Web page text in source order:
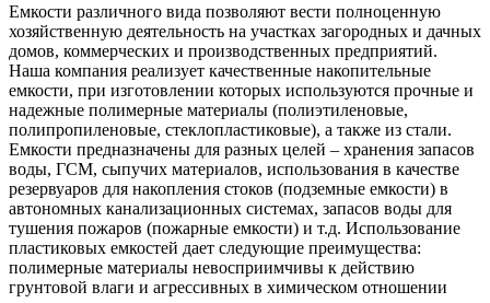
Емкости различного вида позволяют вести полноценную
хозяйственную деятельность на участках загородных и дачных
домов, коммерческих и производственных предприятий.
Наша компания реализует качественные накопительные
емкости, при изготовлении которых используются прочные и
надежные полимерные материалы (полиэтиленовые,
полипропиленовые, стеклопластиковые), а также из стали.
Емкости предназначены для разных целей – хранения запасов
воды, ГСМ, сыпучих материалов, использования в качестве
резервуаров для накопления стоков (подземные емкости) в
автономных канализационных системах, запасов воды для
тушения пожаров (пожарные емкости) и т.д. Использование
пластиковых емкостей дает следующие преимущества:
полимерные материалы невосприимчивы к действию
грунтовой влаги и агрессивных в химическом отношении